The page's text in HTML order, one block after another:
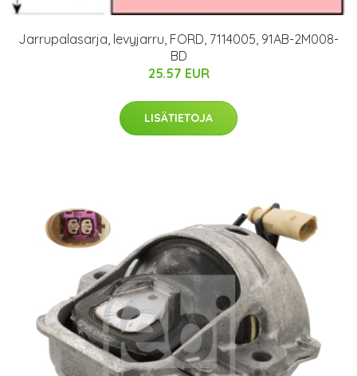
Jarrupalasarja, levyjarru, FORD, 7114005, 91AB-2M008-
BD
25.57 EUR
LISÄTIETOJA